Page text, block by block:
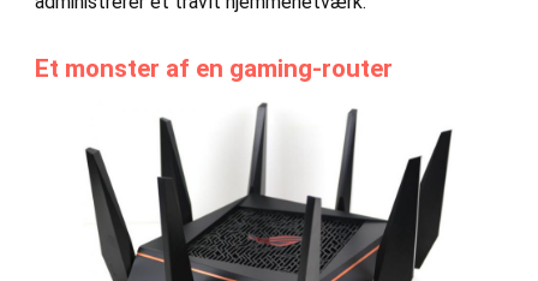
Et monster af en gaming-router